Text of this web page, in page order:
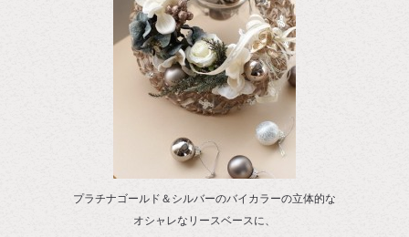
プラチナゴールド＆シルバーのバイカラーの立体的な
オシャレなリースベースに、